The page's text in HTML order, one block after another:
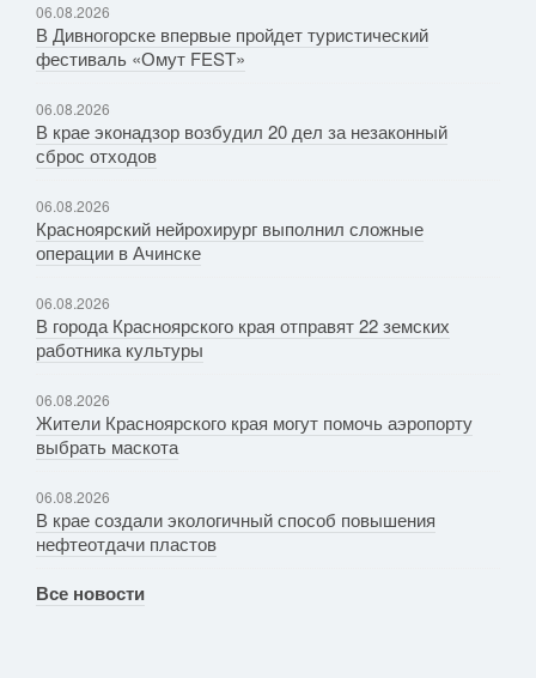
06.08.2026
В Дивногорске впервые пройдет туристический
фестиваль «Омут FEST»
06.08.2026
В крае эконадзор возбудил 20 дел за незаконный
сброс отходов
06.08.2026
Красноярский нейрохирург выполнил сложные
операции в Ачинске
06.08.2026
В города Красноярского края отправят 22 земских
работника культуры
06.08.2026
Жители Красноярского края могут помочь аэропорту
выбрать маскота
06.08.2026
В крае создали экологичный способ повышения
нефтеотдачи пластов
Все новости